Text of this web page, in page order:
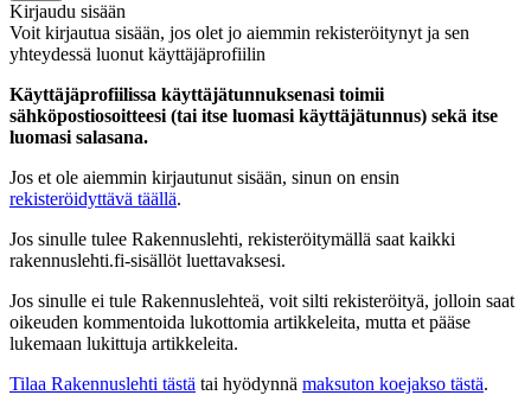
Kirjaudu sisään
Voit kirjautua sisään, jos olet jo aiemmin rekisteröitynyt ja sen
yhteydessä luonut käyttäjäprofiilin
Käyttäjäprofiilissa käyttäjätunnuksenasi toimii
sähköpostiosoitteesi (tai itse luomasi käyttäjätunnus) sekä itse
luomasi salasana.
Jos et ole aiemmin kirjautunut sisään, sinun on ensin
rekisteröidyttävä täällä.
Jos sinulle tulee Rakennuslehti, rekisteröitymällä saat kaikki
rakennuslehti.fi-sisällöt luettavaksesi.
Jos sinulle ei tule Rakennuslehteä, voit silti rekisteröityä, jolloin saat
oikeuden kommentoida lukottomia artikkeleita, mutta et pääse
lukemaan lukittuja artikkeleita.
Tilaa Rakennuslehti tästä tai hyödynnä maksuton koejakso tästä.